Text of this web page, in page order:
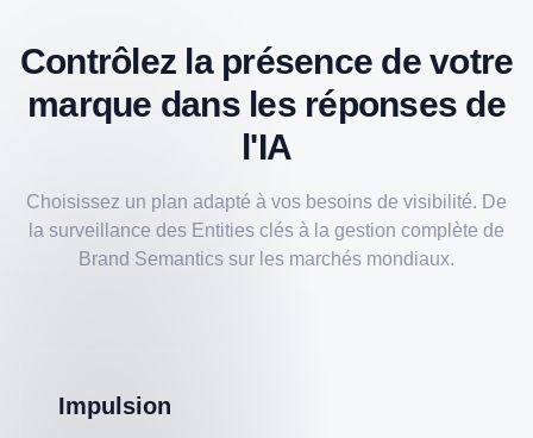
Contrôlez la présence de votre
marque dans les réponses de
l'IA
Choisissez un plan adapté à vos besoins de visibilité. De
la surveillance des Entities clés à la gestion complète de
Brand Semantics sur les marchés mondiaux.
Impulsion